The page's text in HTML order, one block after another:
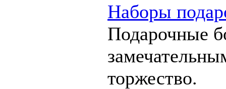
Наборы
Подарочные
торжество.